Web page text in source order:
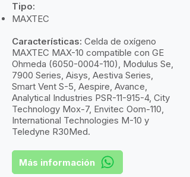
Tipo:
MAXTEC
Características: Celda de oxígeno
MAXTEC MAX-10 compatible con GE
Ohmeda (6050-0004-110), Modulus Se,
7900 Series, Aisys, Aestiva Series,
Smart Vent S-5, Aespire, Avance,
Analytical Industries PSR-11-915-4, City
Technology Mox-7, Envitec Oom-110,
International Technologies M-10 y
Teledyne R30Med.
Más información